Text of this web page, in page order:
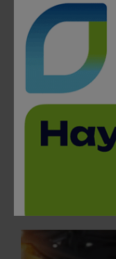
industrial:
evita
29 de septiembre,
El Marcado CE
declaración